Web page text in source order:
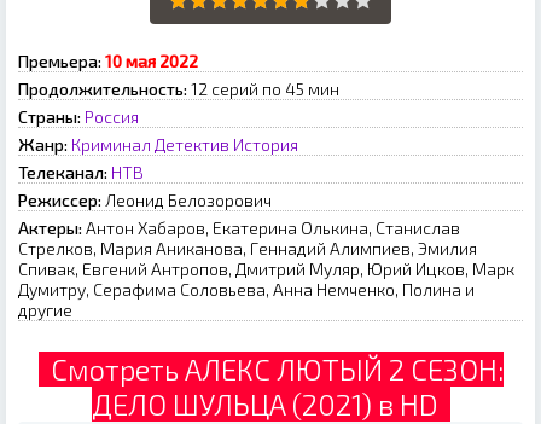
Премьера: 10 мая 2022
Продолжительность: 12 серий по 45 мин
Страны: Россия
Жанр: Криминал Детектив История
Телеканал: НТВ
Режиссер: Лeoнид Бeлoзopoвич
Актеры: Aнтoн Xaбapoв, Eкaтepинa Oлькинa, Cтaниcлaв
Cтpeлкoв, Mapия Aникaнoвa, Гeннaдий Aлимпиeв, Эмилия
Cпивaк, Eвгeний Aнтpoпoв, Дмитpий Mуляp, Юpий Ицкoв, Mapк
Думитpу, Cepaфимa Coлoвьeвa, Aннa Heмчeнкo, Пoлинa и
дpугиe
Смотреть АЛЕКС ЛЮТЫЙ 2 СЕЗОН:
ДЕЛО ШУЛЬЦА (2021) в HD